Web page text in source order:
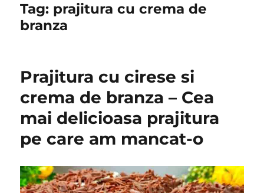
Tag: prajitura cu crema de
branza
Prajitura cu cirese si
crema de branza – Cea
mai delicioasa prajitura
pe care am mancat-o